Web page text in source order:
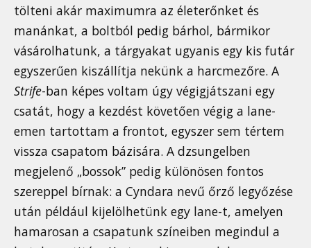
tölteni akár maximumra az életerőnket és
manánkat, a boltból pedig bárhol, bármikor
vásárolhatunk, a tárgyakat ugyanis egy kis futár
egyszerűen kiszállítja nekünk a harcmezőre. A
Strife-ban képes voltam úgy végigjátszani egy
csatát, hogy a kezdést követően végig a lane-
emen tartottam a frontot, egyszer sem tértem
vissza csapatom bázisára. A dzsungelben
megjelenő „bossok” pedig különösen fontos
szereppel bírnak: a Cyndara nevű őrző legyőzése
után például kijelölhetünk egy lane-t, amelyen
hamarosan a csapatunk színeiben megindul a